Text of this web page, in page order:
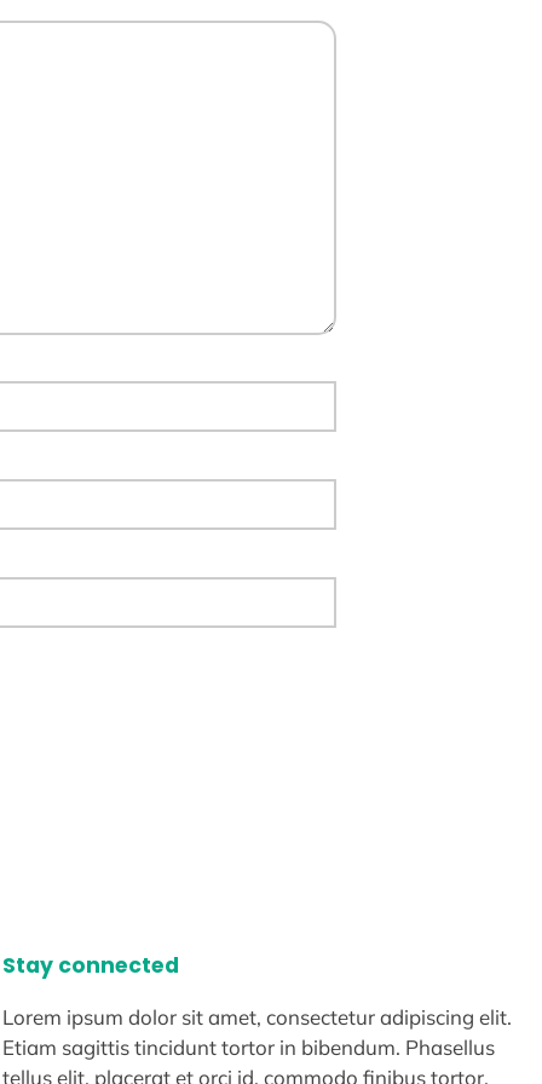
Stay connected
Lorem ipsum dolor sit amet, consectetur adipiscing elit.
Etiam sagittis tincidunt tortor in bibendum. Phasellus
tellus elit, placerat et orci id, commodo finibus tortor.